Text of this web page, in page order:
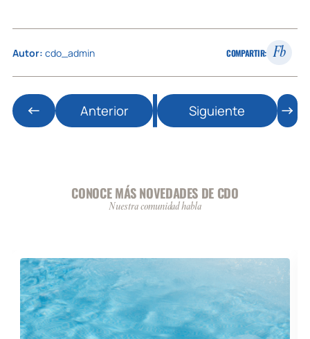
Autor: cdo_admin COMPARTIR: Fb
Anterior Siguiente
CONOCE MÁS NOVEDADES DE CDO
Nuestra comunidad habla